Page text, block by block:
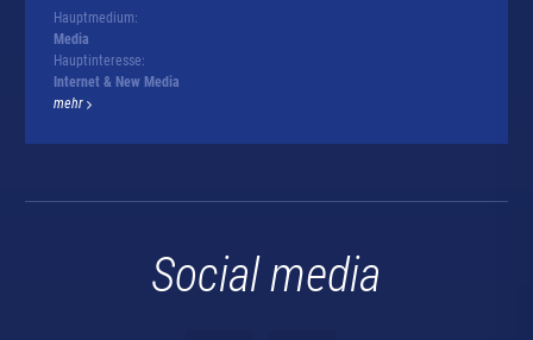
Hauptmedium:
Media
Hauptinteresse:
Internet & New Media
mehr
Social media